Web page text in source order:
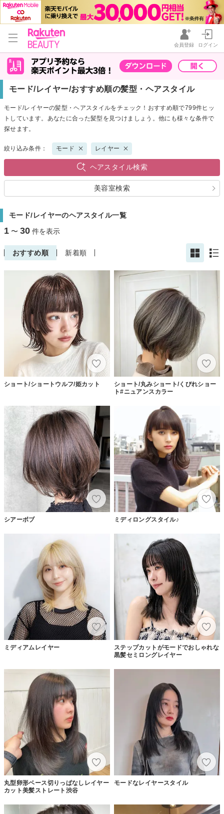
会員登録 ログイン
モード/レイヤー/おすすめ順の髪型・ヘアスタイル
モード/レイヤーの髪型・ヘアスタイルをチェック！おすすめ順で799件ヒッ
トしています。あなたに合った髪型を見つけましょう。他にも様々な条件で
探せます。
絞り込み条件： モード レイヤー
ヘアスタイル検索
美容室検索
モード/レイヤーのヘアスタイル一覧
1 〜 30 件を表示
おすすめ順 新着順
ショート/ショートウルフ/姫カット
ショート/丸みショート/くびれショー
ト#ニュアンスカラー
シアーボブ ミディロングスタイル♪
ミディアムレイヤー
ステップカットがモードでおしゃれな
黒髪セミロングレイヤー
丸型卵形ベース切りっぱなしレイヤー
カット美髪ストレート渋谷
モードなレイヤースタイル